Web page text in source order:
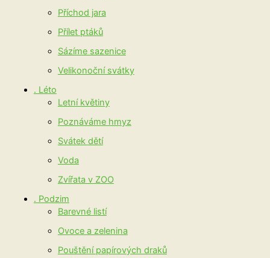
Příchod jara
Přílet ptáků
Sázíme sazenice
Velikonoční svátky
. Léto
Letní květiny
Poznáváme hmyz
Svátek dětí
Voda
Zvířata v ZOO
. Podzim
Barevné listí
Ovoce a zelenina
Pouštění papírových draků